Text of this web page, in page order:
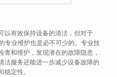
以有效保持设备的清洁，但对于
专业维护也是必不可少的。专业技
和维护，发现潜在的故障隐患，
洁服务还能进一步减少设备故障的
定性。